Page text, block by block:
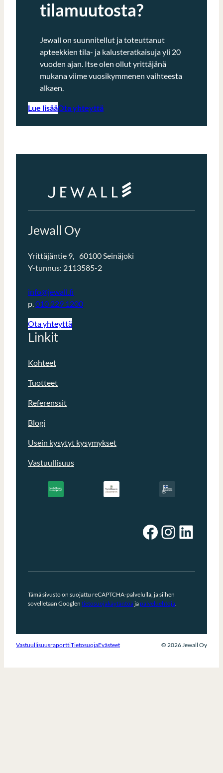
tilamuutosta?
Jewall on suunnitellut ja toteuttanut
apteekkien tila- ja kalusteratkaisuja yli 20
vuoden ajan. Itse olen ollut yrittäjänä
mukana viime vuosikymmenen vaihteesta
alkaen.
Lue lisääOta yhteyttä
Jewall Oy
Yrittäjäntie 9, 60100 Seinäjoki
Y-tunnus: 2113585-2
info@jewall.fi
p.010 229 1200
Ota yhteyttä
Linkit
Kohteet
Tuotteet
Referenssit
Blogi
Usein kysytyt kysymykset
Vastuullisuus
Facebook Instagram LinkedIn
Tämä sivusto on suojattu reCAPTCHA-palvelulla, ja siihen
sovelletaan Googlen tietosuojakäytäntöäja palveluehtoja.
VastuullisuusraporttiTietosuojaEvästeet © 2026 Jewall Oy